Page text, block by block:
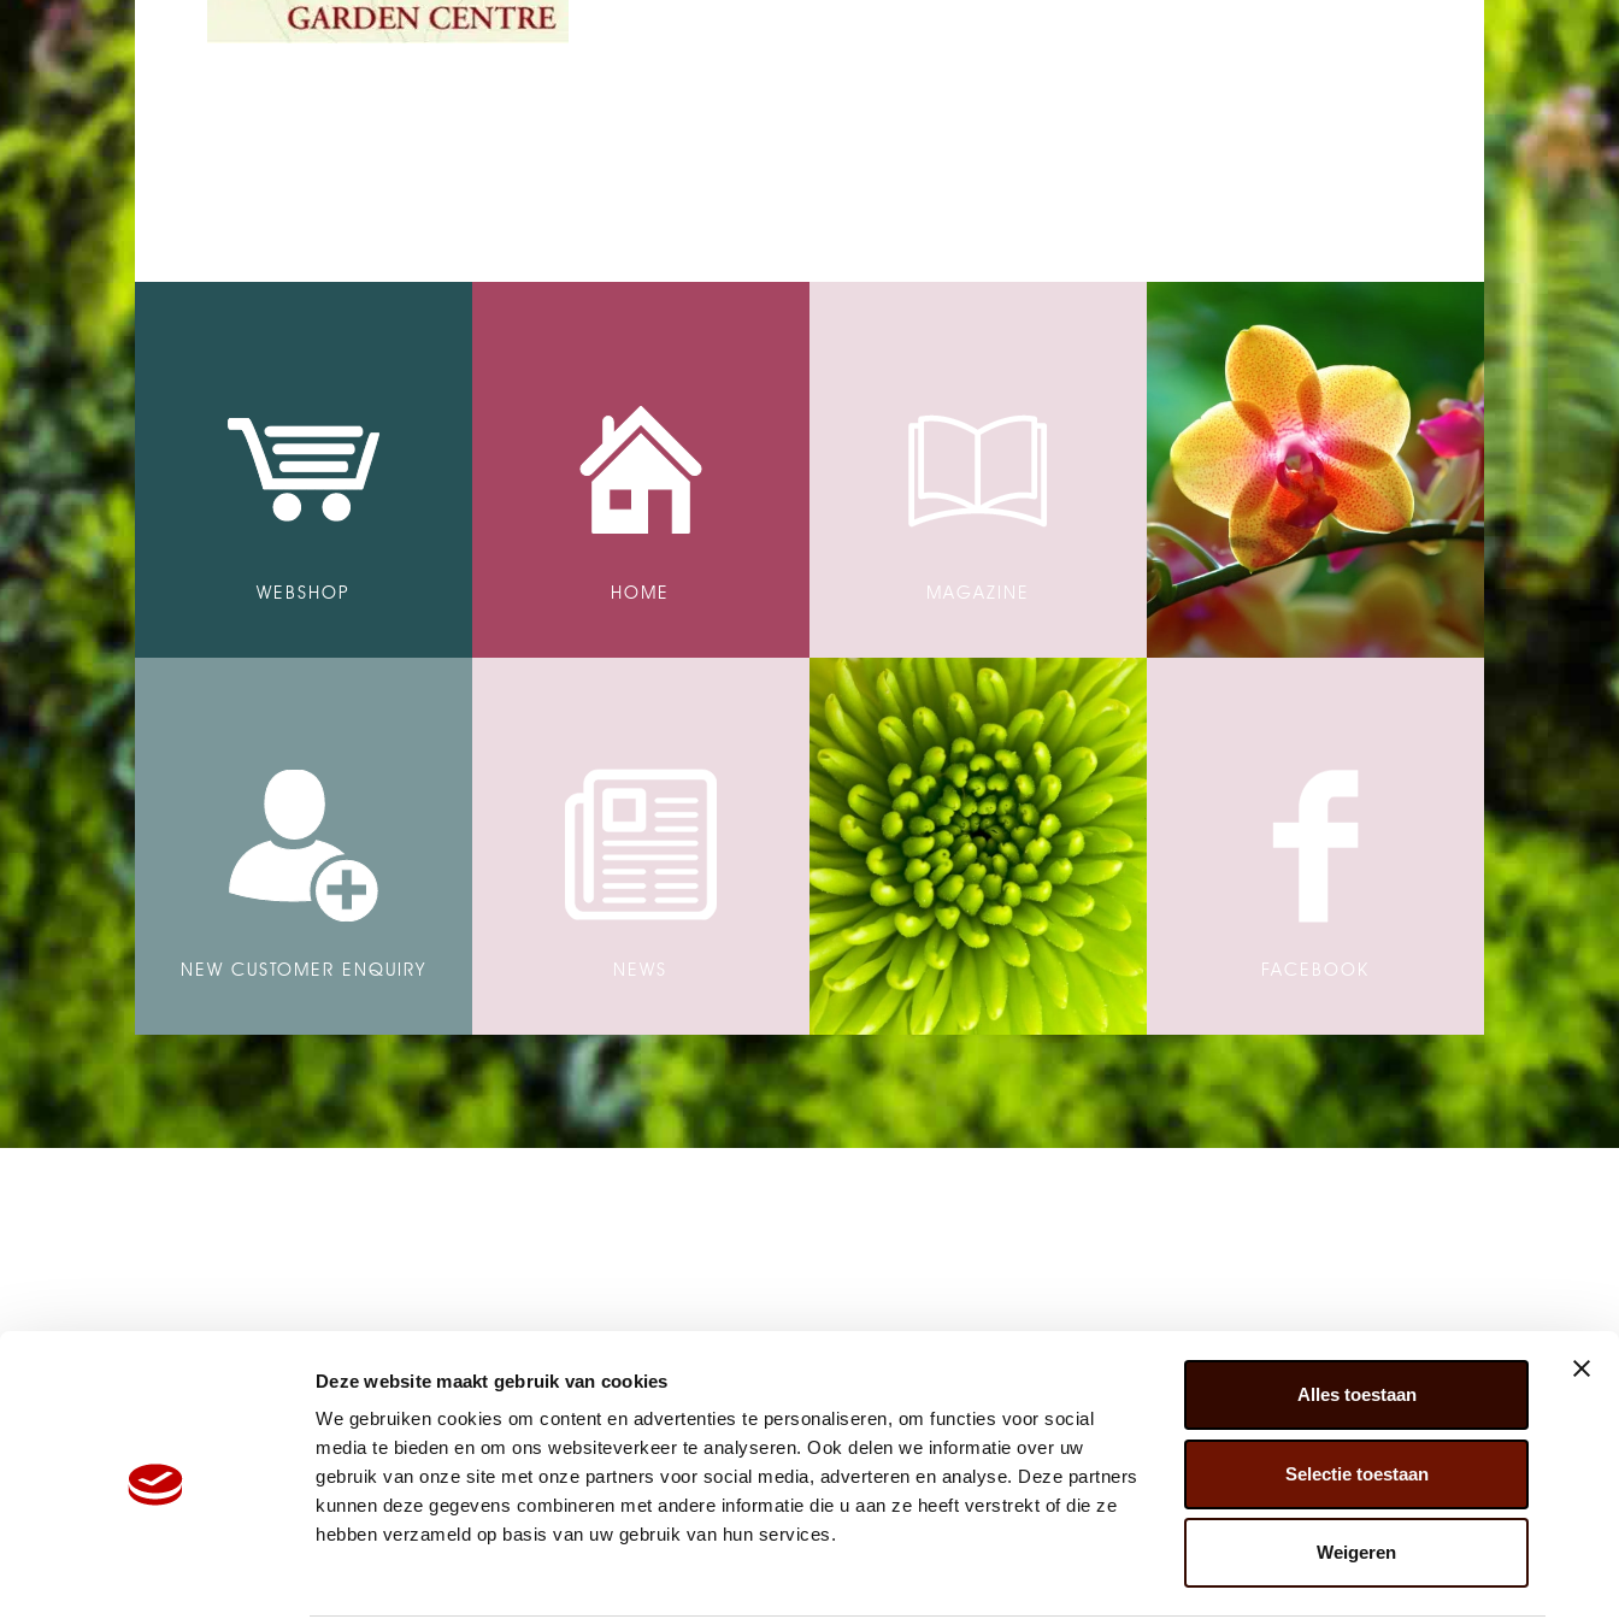
Deze website maakt gebruik van cookies
We gebruiken cookies om content en advertenties te personaliseren, om functies voor social
media te bieden en om ons websiteverkeer te analyseren. Ook delen we informatie over uw
gebruik van onze site met onze partners voor social media, adverteren en analyse. Deze partners
kunnen deze gegevens combineren met andere informatie die u aan ze heeft verstrekt of die ze
hebben verzameld op basis van uw gebruik van hun services.
Alles toestaan
Selectie toestaan
Weigeren
WEBSHOP HOME MAGAZINE
NEW CUSTOMER ENQUIRY NEWS FACEBOOK
HOME
REFERENTIES
WEBSHOP
PRIVACY STATEMENT
CONTACT
JUPITER 279, 2675 LW, HONSELERSDIJK,
NL
INFO@JAVADOPLANT.COM